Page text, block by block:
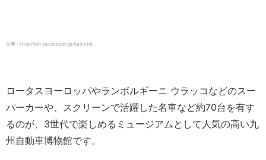
出典：http://ret.car.coocan.jp/kan.htm
ロータスヨーロッパやランボルギーニ ウラッコなどのスー
パーカーや、スクリーンで活躍した名車など約70台を有す
るのが、3世代で楽しめるミュージアムとして人気の高い九
州自動車博物館です。